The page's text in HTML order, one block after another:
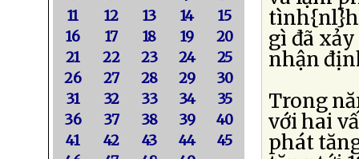
11
12 13 14
15
16
17 18 19
20
21
22 23 24
25
26
27 28 29
30
31
32 33 34
35
36
37 38 39
40
41
42 43 44
45
gì đã
nhận
Trong
với hai
phát